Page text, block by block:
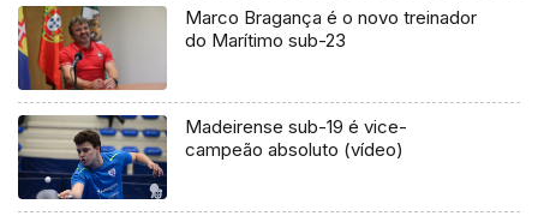
Marco Bragança é o novo treinador
do Marítimo sub-23
Madeirense sub-19 é vice-
campeão absoluto (vídeo)